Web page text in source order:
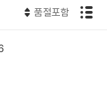
품절포함